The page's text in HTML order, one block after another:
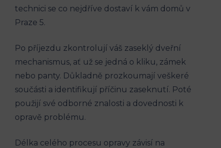
technici se co nejdříve dostaví k vám domů v
Praze 5.
Po příjezdu zkontrolují váš zaseklý dveřní
mechanismus, ať už se jedná o kliku, zámek
nebo panty. Důkladně prozkoumají veškeré
součásti a identifikují příčinu zaseknutí. Poté
použijí své odborné znalosti a dovednosti k
opravě problému.
Délka celého procesu opravy závisí na